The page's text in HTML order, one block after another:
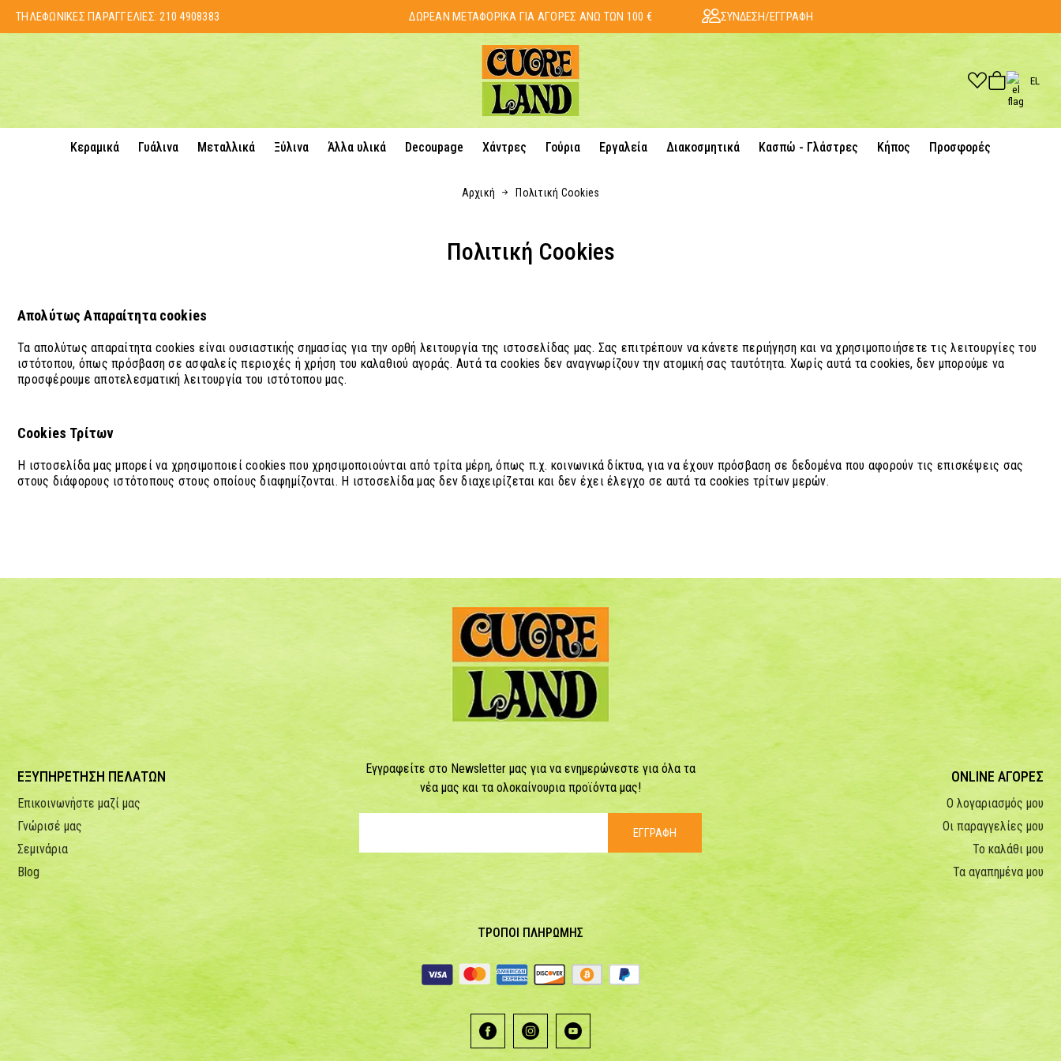
ΤΗΛΕΦΩΝΙΚΕΣ ΠΑΡΑΓΓΕΛΙΕΣ:210 4908383 ΔΩΡΕΑΝ ΜΕΤΑΦΟΡΙΚΑ ΓΙΑ ΑΓΟΡΕΣ ΑΝΩ ΤΩΝ 100 € ΣΥΝΔΕΣΗ/ΕΓΓΡΑΦΗ
EL
Κεραμικά Γυάλινα Μεταλλικά Ξύλινα Άλλα υλικά Decoupage Χάντρες Γούρια Εργαλεία Διακοσμητικά Κασπώ - Γλάστρες Κήπος Προσφορές
Αρχική Πολιτική Cookies
Πολιτική Cookies
Απολύτως Απαραίτητα cookies
Τα απολύτως απαραίτητα cookies είναι ουσιαστικής σημασίας για την ορθή λειτουργία της ιστοσελίδας μας. Σας επιτρέπουν να κάνετε περιήγηση και να χρησιμοποιήσετε τις λειτουργίες του
ιστότοπου, όπως πρόσβαση σε ασφαλείς περιοχές ή χρήση του καλαθιού αγοράς. Αυτά τα cookies δεν αναγνωρίζουν την ατομική σας ταυτότητα. Χωρίς αυτά τα cookies, δεν μπορούμε να
προσφέρουμε αποτελεσματική λειτουργία του ιστότοπου μας.
Cookies Τρίτων
Η ιστοσελίδα μας μπορεί να χρησιμοποιεί cookies που χρησιμοποιούνται από τρίτα μέρη, όπως π.χ. κοινωνικά δίκτυα, για να έχουν πρόσβαση σε δεδομένα που αφορούν τις επισκέψεις σας
στους διάφορους ιστότοπους στους οποίους διαφημίζονται. Η ιστοσελίδα μας δεν διαχειρίζεται και δεν έχει έλεγχο σε αυτά τα cookies τρίτων μερών.
ΕΞΥΠΗΡΕΤΗΣΗ ΠΕΛΑΤΩΝ
Επικοινωνήστε μαζί μας
Γνώρισέ μας
Σεμινάρια
Blog
Εγγραφείτε στο Newsletter μας για να ενημερώνεστε για όλα τα
νέα μας και τα ολοκαίνουρια προϊόντα μας!
ΕΓΓΡΑΦΗ
ONLINE ΑΓΟΡΕΣ
Ο λογαριασμός μου
Οι παραγγελίες μου
Το καλάθι μου
Τα αγαπημένα μου
ΤΡΟΠΟΙ ΠΛΗΡΩΜΗΣ